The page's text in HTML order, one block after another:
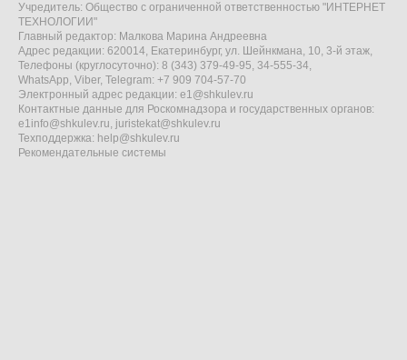
Учредитель: Общество с ограниченной ответственностью "ИНТЕРНЕТ
ТЕХНОЛОГИИ"
Главный редактор: Малкова Марина Андреевна
Адрес редакции: 620014, Екатеринбург, ул. Шейнкмана, 10, 3-й этаж,
Телефоны (круглосуточно): 8 (343) 379-49-95, 34-555-34,
WhatsApp, Viber, Telegram: +7 909 704-57-70
Электронный адрес редакции: e1@shkulev.ru
Контактные данные для Роскомнадзора и государственных органов:
e1info@shkulev.ru, juristekat@shkulev.ru
Техподдержка: help@shkulev.ru
Рекомендательные системы